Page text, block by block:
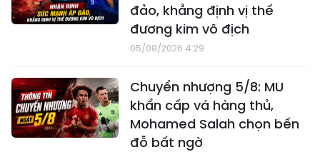
đảo, khẳng định vị thế
đương kim vô địch
05/08/2026 4:29
Chuyển nhượng 5/8: MU
khẩn cấp vá hàng thủ,
Mohamed Salah chọn bến
đỗ bất ngờ